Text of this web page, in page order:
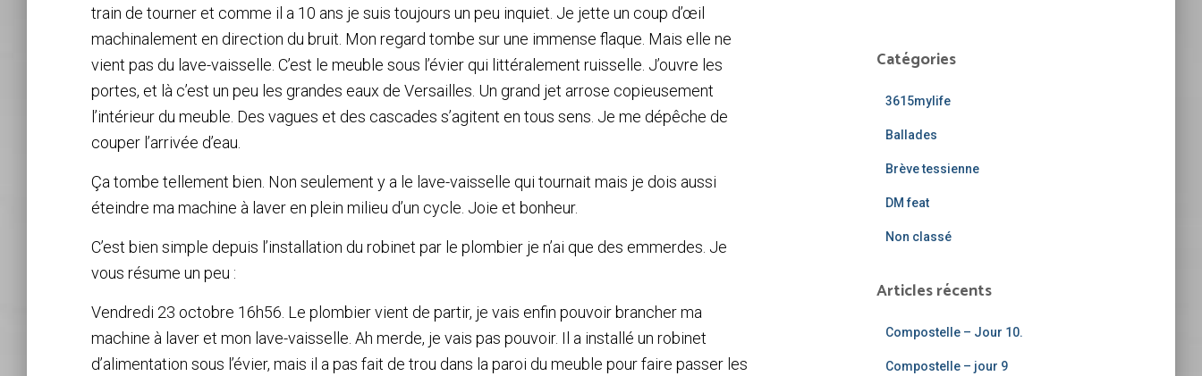
train de tourner et comme il a 10 ans je suis toujours un peu inquiet. Je jette un coup d’œil
machinalement en direction du bruit. Mon regard tombe sur une immense flaque. Mais elle ne
vient pas du lave-vaisselle. C’est le meuble sous l’évier qui littéralement ruisselle. J’ouvre les
portes, et là c’est un peu les grandes eaux de Versailles. Un grand jet arrose copieusement
l’intérieur du meuble. Des vagues et des cascades s’agitent en tous sens. Je me dépêche de
couper l’arrivée d’eau.
Ça tombe tellement bien. Non seulement y a le lave-vaisselle qui tournait mais je dois aussi
éteindre ma machine à laver en plein milieu d’un cycle. Joie et bonheur.
C’est bien simple depuis l’installation du robinet par le plombier je n’ai que des emmerdes. Je
vous résume un peu :
Vendredi 23 octobre 16h56. Le plombier vient de partir, je vais enfin pouvoir brancher ma
machine à laver et mon lave-vaisselle. Ah merde, je vais pas pouvoir. Il a installé un robinet
d’alimentation sous l’évier, mais il a pas fait de trou dans la paroi du meuble pour faire passer les
rCatégories
3615mylife
Ballades
Brève tessienne
DM feat
Non classé
Articles récents
Compostelle – Jour 10.
Compostelle – jour 9